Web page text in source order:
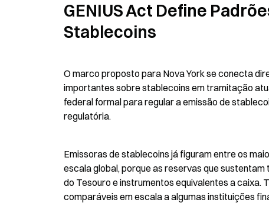
GENIUS Act Define
Stablecoins
O marco proposto para Nova York se conecta
importantes sobre stablecoins em tramitação
federal formal para regular a emissão de
regulatória.
Emissoras de stablecoins já figuram entre os
escala global, porque as reservas que
do Tesouro e instrumentos equivalentes a caixa.
comparáveis em escala a algumas instituições